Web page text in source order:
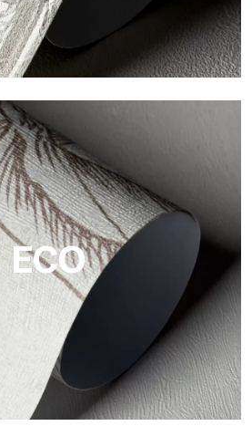
los papeles pintados de
resistentes, texturizadas y
ECO